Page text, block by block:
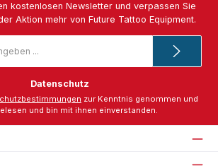
kostenlosen Newsletter und verpassen Sie
Aktion mehr von Future Tattoo Equipment.
Datenschutz
zur Kenntnis genommen und
und bin mit ihnen einverstanden.